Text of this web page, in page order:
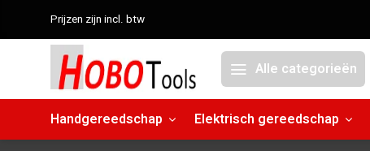
Prijzen zijn incl. btw
Alle categorieën
Handgereedschap Elektrisch gereedschap